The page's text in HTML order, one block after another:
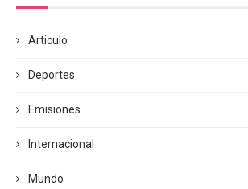
Articulo
Deportes
Emisiones
Internacional
Mundo